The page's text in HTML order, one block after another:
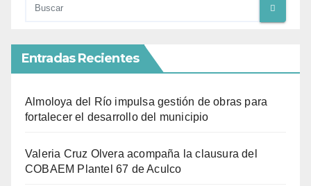
Entradas Recientes
Almoloya del Río impulsa gestión de obras para
fortalecer el desarrollo del municipio
Valeria Cruz Olvera acompaña la clausura del
COBAEM Plantel 67 de Aculco